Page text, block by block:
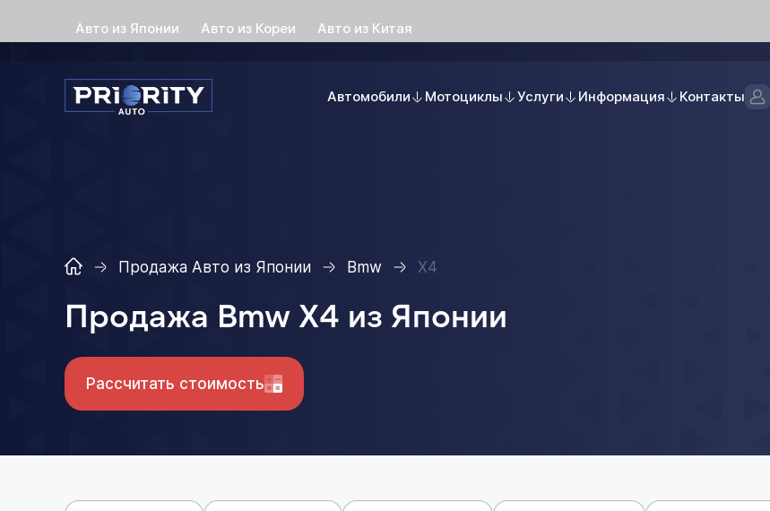
Авто из Японии Авто из Кореи Авто из Китая
Автомобили Мотоциклы Услуги Информация Контакты
Продажа Авто из Японии Bmw X4
Продажа Bmw X4 из Японии
Рассчитать стоимость